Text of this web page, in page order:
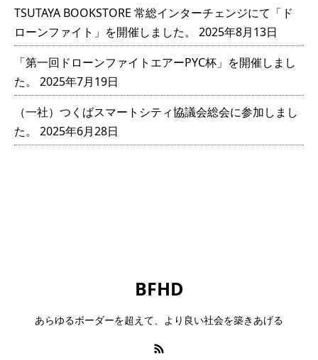
TSUTAYA BOOKSTORE 常総インターチェンジにて「ド
ローンファイト」を開催しました。
2025年8月13日
「第一回ドローンファイトエアーPYC杯」を開催しまし
た。
2025年7月19日
（一社）つくばスマートシティ協議会総会に参加しまし
た。
2025年6月28日
BFHD
あらゆるボーダーを超えて、より良い社会を築きあげる